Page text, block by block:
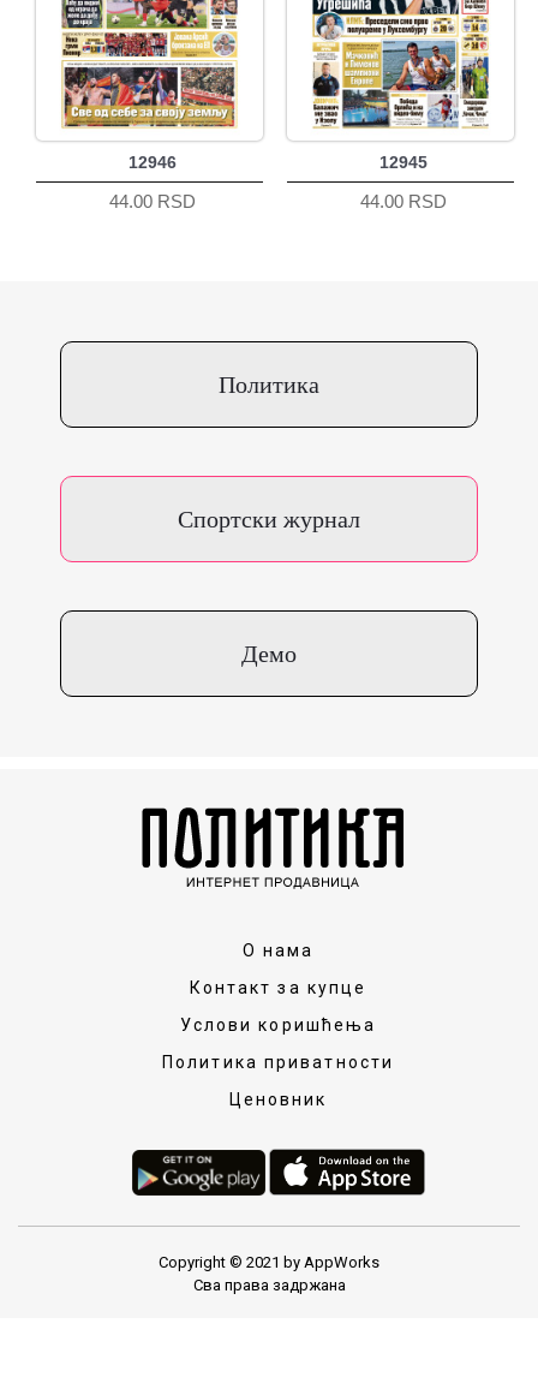
12946
44.00 RSD
12945
44.00 RSD
Политика
Спортски журнал
Демо
О нама
Контакт за купце
Услови коришћења
Политика приватности
Ценовник
Copyright © 2021 by AppWorks
Сва права задржана